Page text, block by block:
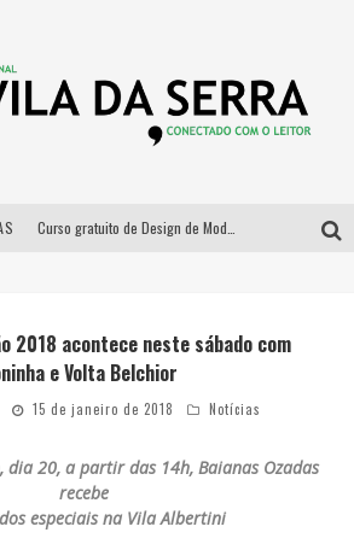
2018 acontece neste sábado com
e Volta Belchior
15 de janeiro de 2018 Notícias
20, a partir das 14h, Baianas Ozadas
recebe
especiais na Vila Albertini